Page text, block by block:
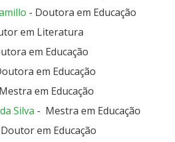
- Doutora em Educação
em Literatura
em Educação
em Educação
em Educação
Silva - Mestra em Educação
em Educação